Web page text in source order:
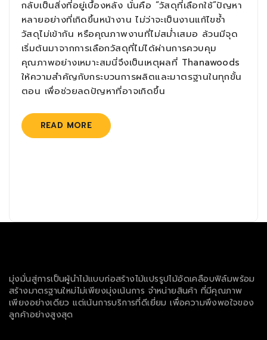
กลับเป็นสิ่งที่อยู่เบื้องหลัง นั่นคือ “วัสดุที่เลือกใช้”ปัญหา
หลายอย่างที่เกิดขึ้นหน้างาน ไม่ว่าจะเป็นงานแก้ไขซ้ำ
วัสดุไม่เข้ากัน หรือคุณภาพงานที่ไม่สม่ำเสมอ ล้วนมีจุด
เริ่มต้นมาจากการเลือกวัสดุที่ไม่ได้ผ่านการควบคุม
คุณภาพอย่างเหมาะสมนี่จึงเป็นเหตุผลที่ Thanawoods
ให้ความสำคัญกับกระบวนการผลิตและมาตรฐานในทุกขั้น
ตอน เพื่อช่วยลดปัญหาที่อาจเกิดขึ้น
READ MORE
มุ่งมั่นสู่การเป็นผู้นำไม้แบบก่อสร้างไม้แปรรูปไม้อัดเคลือบฟิล์มพร้อม
สร้างมาตรฐานใหม่ไม่เพียงมุ่งเน้นการ จำหน่ายสินค้า ที่มีคุณภาพ
เพียงอย่างเดียว แต่เน้นการบริการที่ดีเยี่ยม เพื่อความพึงพอใจของ
ลูกค้าอย่างสูงสุด